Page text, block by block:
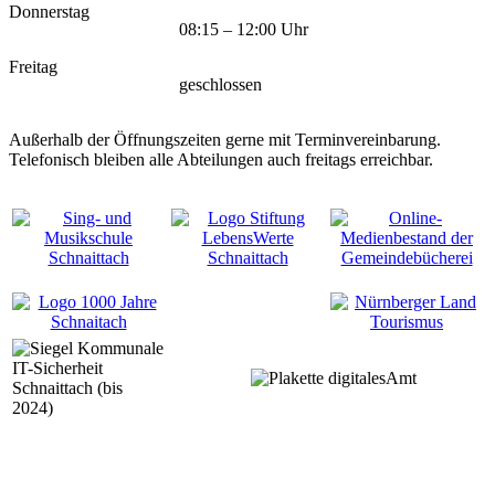
Donnerstag
08:15 – 12:00 Uhr
Freitag
geschlossen
Außerhalb der Öffnungszeiten gerne mit Terminvereinbarung.
Telefonisch bleiben alle Abteilungen auch freitags erreichbar.